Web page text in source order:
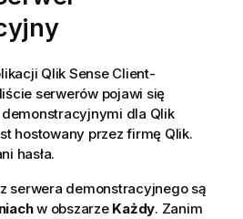
Qlik Sense Client-
serwerów pojawi się
dla Qlik
hostowany przez firmę Qlik.
hasła.
z serwera demonstracyjnego są
w obszarze Każdy. Zanim